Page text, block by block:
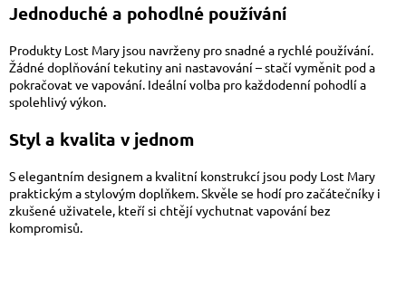
Jednoduché a pohodlné používání
Produkty Lost Mary jsou navrženy pro snadné a rychlé používání.
Žádné doplňování tekutiny ani nastavování – stačí vyměnit pod a
pokračovat ve vapování. Ideální volba pro každodenní pohodlí a
spolehlivý výkon.
Styl a kvalita v jednom
S elegantním designem a kvalitní konstrukcí jsou pody Lost Mary
praktickým a stylovým doplňkem. Skvěle se hodí pro začátečníky i
zkušené uživatele, kteří si chtějí vychutnat vapování bez
kompromisů.